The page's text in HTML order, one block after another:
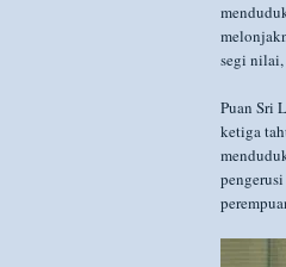
segi
Puan Sri
ketiga